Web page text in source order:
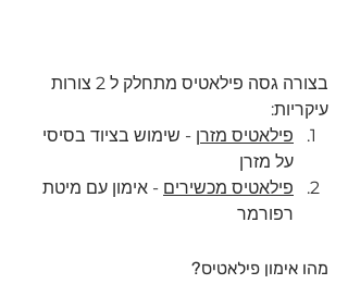
בצורה גסה פילאטיס מתחלק ל 2 צורות
עיקריות:
פילאטיס מזרן - שימוש בציוד בסיסי
על מזרן
פילאטיס מכשירים - אימון עם מיטת
רפורמר
מהו אימון פילאטיס?